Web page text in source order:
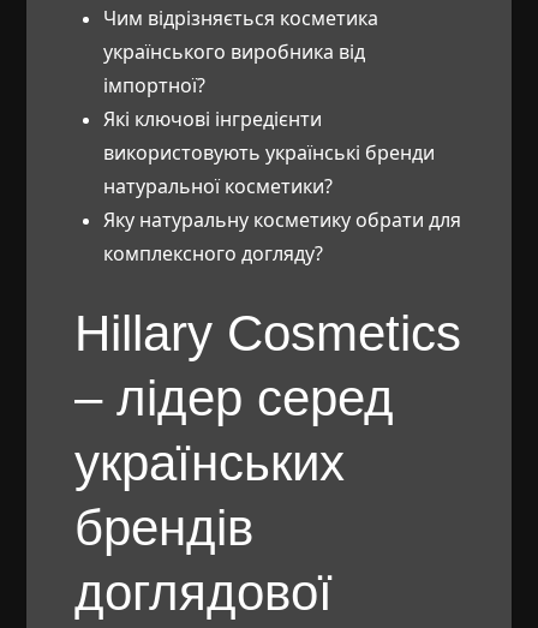
Чим відрізняється косметика
українського виробника від
імпортної?
Які ключові інгредієнти
використовують українські бренди
натуральної косметики?
Яку натуральну косметику обрати для
комплексного догляду?
Hillary Cosmetics
– лідер серед
українських
брендів
доглядової